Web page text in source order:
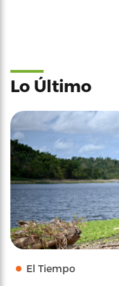
Lo Último
El Tiempo